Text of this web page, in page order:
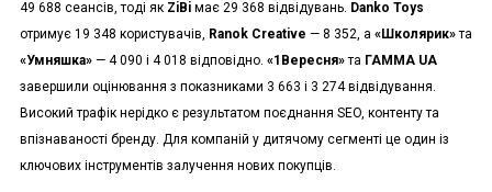
49 688 сеансів, тоді як ZiBi має 29 368 відвідувань. Danko Toys
отримує 19 348 користувачів, Ranok Creative — 8 352, а «Школярик»та
«Умняшка» — 4 090 і 4 018 відповідно. «1Вересня»та ГАММА UA
завершили оцінювання з показниками 3 663 і 3 274 відвідування.
Високий трафік нерідко є результатом поєднання SEO, контенту та
впізнаваності бренду. Для компаній у дитячому сегменті це один із
ключових інструментів залучення нових покупців.